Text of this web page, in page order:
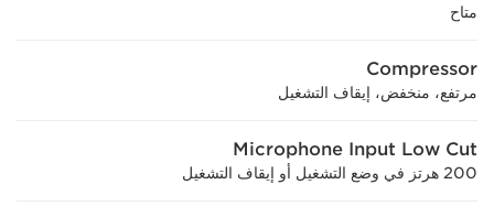
متاح
Compressor
مرتفع، منخفض، إيقاف التشغيل
Microphone Input Low Cut
200 هرتز في وضع التشغيل أو إيقاف التشغيل